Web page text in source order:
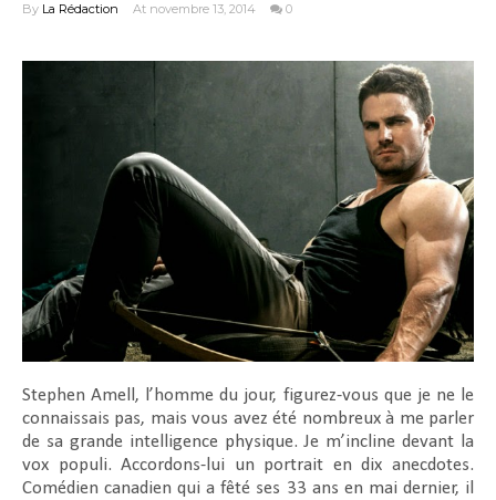
By La Rédaction At novembre 13, 2014 0
Stephen Amell, l’homme du jour, figurez-vous que je ne le
connaissais pas, mais vous avez été nombreux à me parler
de sa grande intelligence physique. Je m’incline devant la
vox populi. Accordons-lui un portrait en dix anecdotes.
Comédien canadien qui a fêté ses 33 ans en mai dernier, il